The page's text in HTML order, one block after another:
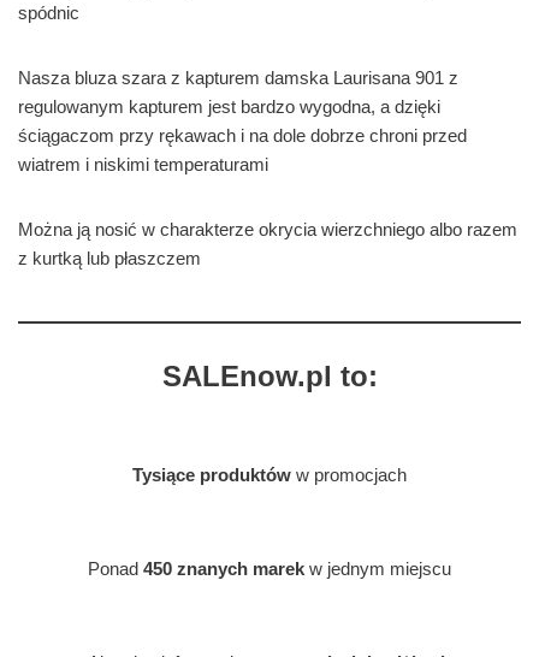
spódnic
Nasza bluza szara z kapturem damska Laurisana 901 z
regulowanym kapturem jest bardzo wygodna, a dzięki
ściągaczom przy rękawach i na dole dobrze chroni przed
wiatrem i niskimi temperaturami
Można ją nosić w charakterze okrycia wierzchniego albo razem
z kurtką lub płaszczem
SALEnow.pl to:
Tysiące produktów w promocjach
Ponad 450 znanych marek w jednym miejscu